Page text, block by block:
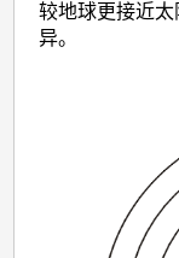
较地球更接近
异。